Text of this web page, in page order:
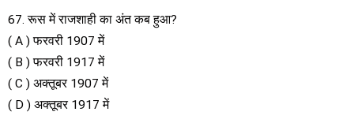
67. रूस में राजशाही का अंत कब हुआ?
( A ) फरवरी 1907 में
( B ) फरवरी 1917 में
( C ) अक्तूबर 1907 में
( D ) अक्तूबर 1917 में